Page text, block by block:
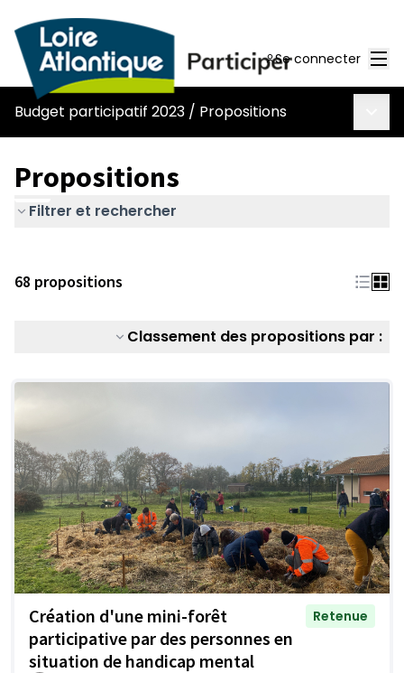
Se connecter
Budget participatif 2023 / Propositions
Propositions
Filtrer et rechercher
68 propositions
Classement des propositions par :
Création d'une mini-forêt
participative par des personnes en
situation de handicap mental
Retenue